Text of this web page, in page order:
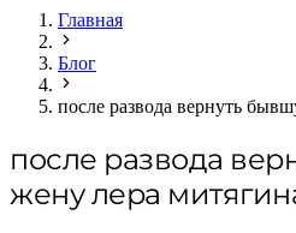
Главная
Блог
после развода вернуть
после развода
жену лера